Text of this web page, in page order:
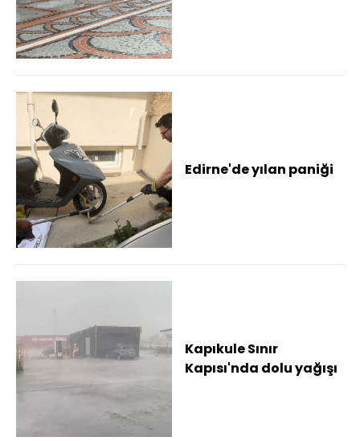
Edirne'de yılan paniği
Kapıkule Sınır
Kapısı'nda dolu yağışı